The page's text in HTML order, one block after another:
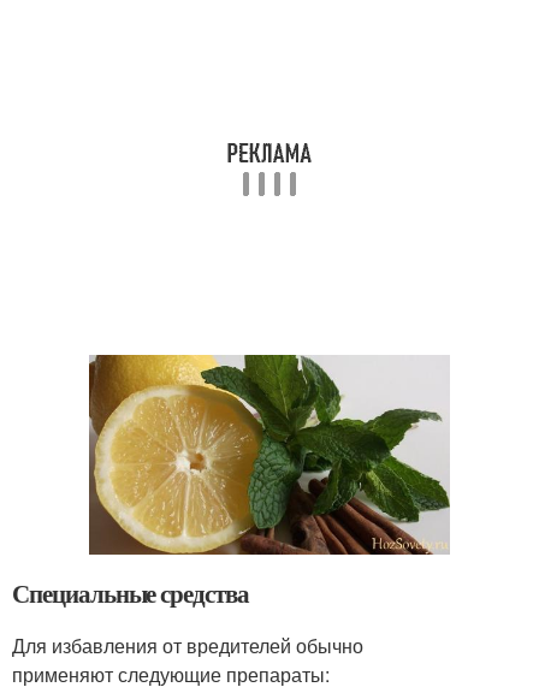
Специальные средства
Для избавления от вредителей обычно
применяют следующие препараты: